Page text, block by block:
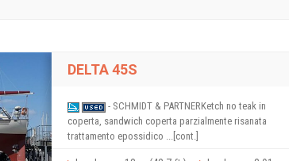
DELTA 45S
- SCHMIDT & PARTNERKetch no teak in
coperta, sandwich coperta parzialmente risanata
trattamento epossidico ...[cont.]